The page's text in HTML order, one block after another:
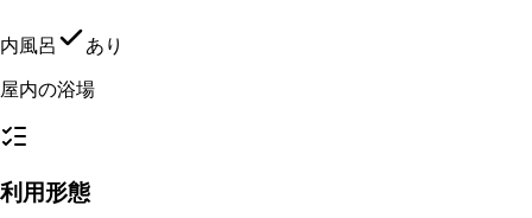
内風呂 あり
屋内の浴場
利用形態